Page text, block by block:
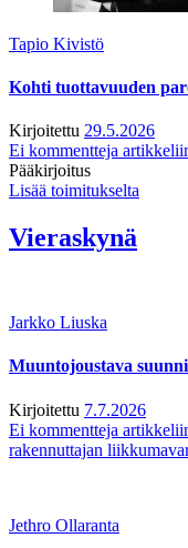
Tapio Kivistö
Kohti tuottavuuden
Kirjoitettu 29.5.2026
Ei kommentteja
Pääkirjoitus
Lisää toimitukselta
Vieraskynä
Jarkko Liuska
Muuntojoustava
Kirjoitettu 7.7.2026
Ei kommentteja
rakennuttajan
Jethro Ollaranta